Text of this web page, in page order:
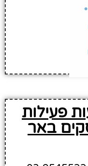
פעילות
באר